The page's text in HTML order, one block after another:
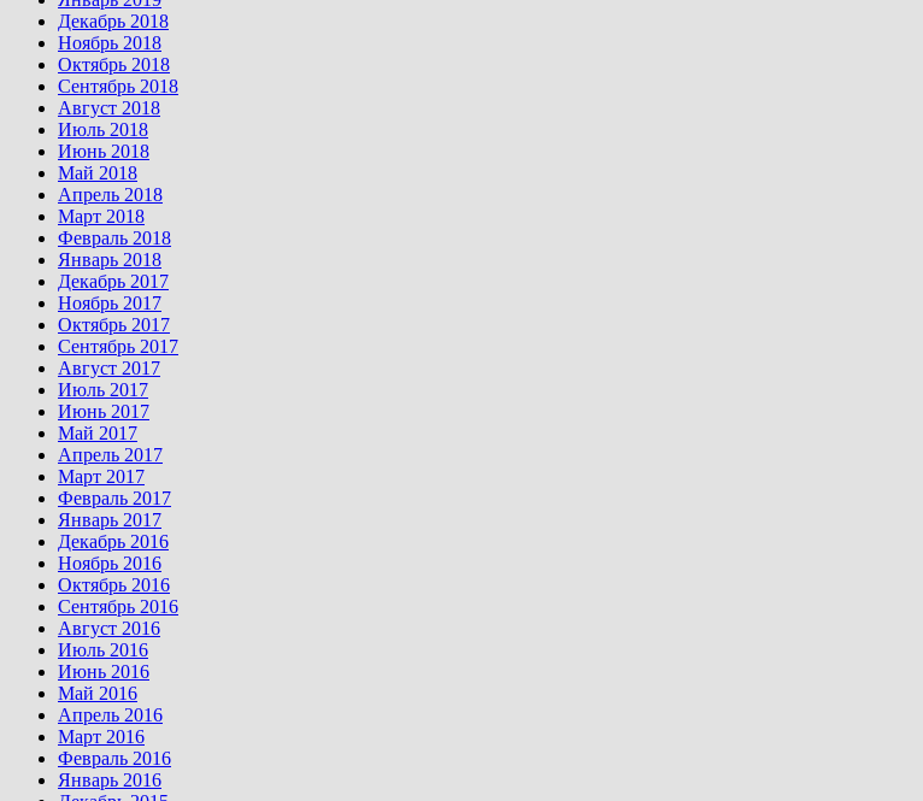
Декабрь 2018
Ноябрь 2018
Октябрь 2018
Сентябрь 2018
Август 2018
Июль 2018
Июнь 2018
Май 2018
Апрель 2018
Март 2018
Февраль 2018
Январь 2018
Декабрь 2017
Ноябрь 2017
Октябрь 2017
Сентябрь 2017
Август 2017
Июль 2017
Июнь 2017
Май 2017
Апрель 2017
Март 2017
Февраль 2017
Январь 2017
Декабрь 2016
Ноябрь 2016
Октябрь 2016
Сентябрь 2016
Август 2016
Июль 2016
Июнь 2016
Май 2016
Апрель 2016
Март 2016
Февраль 2016
Январь 2016